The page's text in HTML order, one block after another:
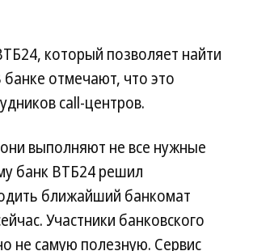
который позволяет найти
отмечают, что это
call-центров.
выполняют не все нужные
банк ВТБ24 решил
ближайший банкомат
Участники банковского
не самую полезную. Сервис